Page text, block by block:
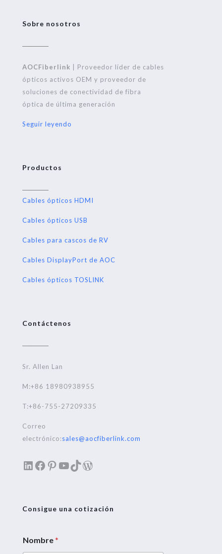
Sobre nosotros
AOCFiberlink | Proveedor líder de cables
ópticos activos OEM y proveedor de
soluciones de conectividad de fibra
óptica de última generación
Seguir leyendo
Productos
Cables ópticos HDMI
Cables ópticos USB
Cables para cascos de RV
Cables DisplayPort de AOC
Cables ópticos TOSLINK
Contáctenos
Sr. Allen Lan
M:+86 18980938955
T:+86-755-27209335
Correo
electrónico:sales@aocfiberlink.com
LinkedIn
Facebook
Pinterest
YouTube
TikTok
WordPress
Consigue una cotización
C
Nombre*